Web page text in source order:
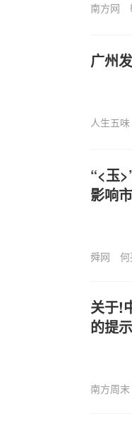
南方网
广州
人生五味
“<玉
影响
舜网
关于!
的提
南方周末